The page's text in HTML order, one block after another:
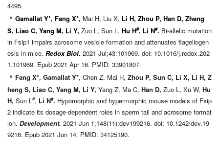
4495.
Gamallat Y*, Fang X*, Mai H, Liu X, Li H, Zhou P, Han D, Zheng
S, Liao C, Yang M, Li Y, Zuo L, Sun L, Hu H#, Li N#. Bi-allelic mutation
in Fsip1 impairs acrosome vesicle formation and attenuates flagellogen
esis in mice. Redox Biol. 2021 Jul;43:101969. doi: 10.1016/j.redox.202
1.101969. Epub 2021 Apr 16. PMID: 33901807.
Fang X*, Gamallat Y*, Chen Z, Mai H, Zhou P, Sun C, Li X, Li H, Z
heng S, Liao C, Yang M, Li Y, Yang Z, Ma C, Han D, Zuo L, Xu W, Hu
H, Sun L #, Li N#. Hypomorphic and hypermorphic mouse models of Fsip
2 indicate its dosage-dependent roles in sperm tail and acrosome format
ion. Development. 2021 Jun 1;148(11):dev199216. doi: 10.1242/dev.19
9216. Epub 2021 Jun 14. PMID: 34125190.